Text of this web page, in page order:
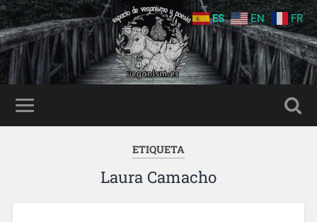
ETIQUETA
Laura Camacho
ES EN FR